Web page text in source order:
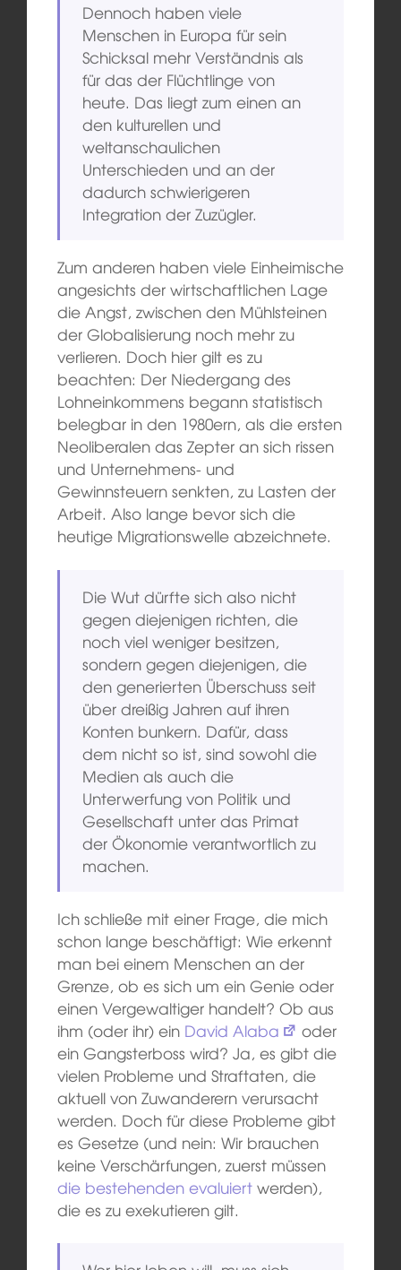
Dennoch haben viele
Menschen in Europa für sein
Schicksal mehr Verständnis als
für das der Flüchtlinge von
heute. Das liegt zum einen an
den kulturellen und
weltanschaulichen
Unterschieden und an der
dadurch schwierigeren
Integration der Zuzügler.
Zum anderen haben viele Einheimische
angesichts der wirtschaftlichen Lage
die Angst, zwischen den Mühlsteinen
der Globalisierung noch mehr zu
verlieren. Doch hier gilt es zu
beachten: Der Niedergang des
Lohneinkommens begann statistisch
belegbar in den 1980ern, als die ersten
Neoliberalen das Zepter an sich rissen
und Unternehmens- und
Gewinnsteuern senkten, zu Lasten der
Arbeit. Also lange bevor sich die
heutige Migrationswelle abzeichnete.
Die Wut dürfte sich also nicht
gegen diejenigen richten, die
noch viel weniger besitzen,
sondern gegen diejenigen, die
den generierten Überschuss seit
über dreißig Jahren auf ihren
Konten bunkern. Dafür, dass
dem nicht so ist, sind sowohl die
Medien als auch die
Unterwerfung von Politik und
Gesellschaft unter das Primat
der Ökonomie verantwortlich zu
machen.
Ich schließe mit einer Frage, die mich
schon lange beschäftigt: Wie erkennt
man bei einem Menschen an der
Grenze, ob es sich um ein Genie oder
einen Vergewaltiger handelt? Ob aus
ihm (oder ihr) ein David Alaba
oder
ein Gangsterboss wird? Ja, es gibt die
vielen Probleme und Straftaten, die
aktuell von Zuwanderern verursacht
werden. Doch für diese Probleme gibt
es Gesetze (und nein: Wir brauchen
keine Verschärfungen, zuerst müssen
die bestehenden evaluiertwerden),
die es zu exekutieren gilt.